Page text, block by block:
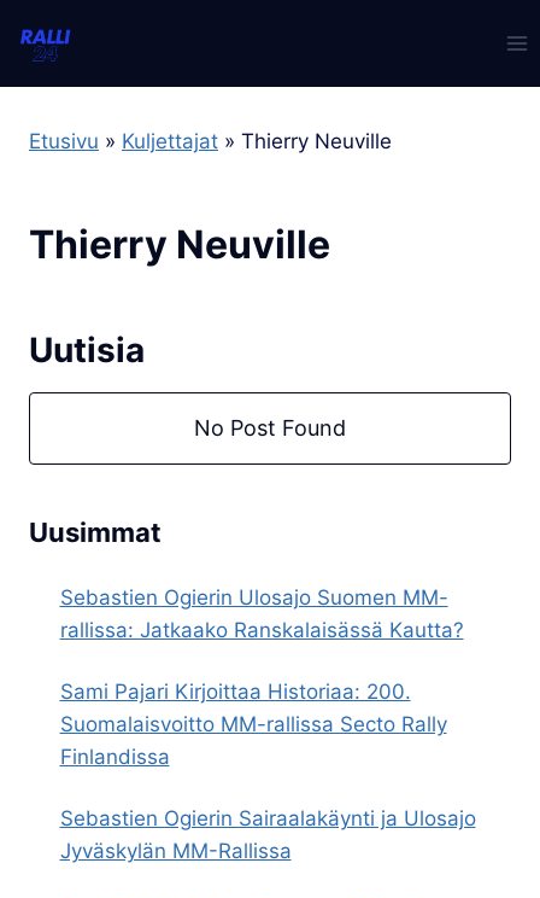
Etusivu » Kuljettajat » Thierry Neuville
Thierry Neuville
Uutisia
No Post Found
Uusimmat
Sebastien Ogierin Ulosajo Suomen MM-
rallissa: Jatkaako Ranskalaisässä Kautta?
Sami Pajari Kirjoittaa Historiaa: 200.
Suomalaisvoitto MM-rallissa Secto Rally
Finlandissa
Sebastien Ogierin Sairaalakäynti ja Ulosajo
Jyväskylän MM-Rallissa